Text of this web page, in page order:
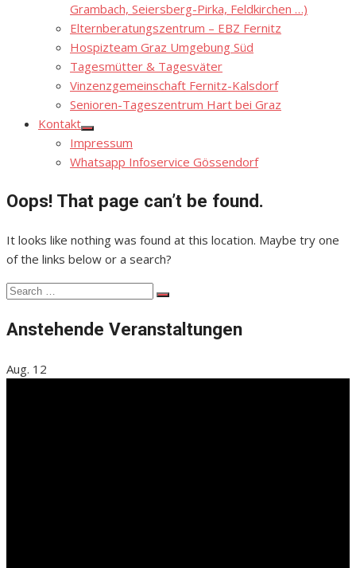
Grambach, Seiersberg-Pirka, Feldkirchen …)
Elternberatungszentrum – EBZ Fernitz
Hospizteam Graz Umgebung Süd
Tagesmütter & Tagesväter
Vinzenzgemeinschaft Fernitz-Kalsdorf
Senioren-Tageszentrum Hart bei Graz
Kontakt
Show
sub
menu
Impressum
Whatsapp Infoservice Gössendorf
Oops! That page can’t be found.
It looks like nothing was found at this location. Maybe try one
of the links below or a search?
Search
Search
Anstehende Veranstaltungen
Aug. 12